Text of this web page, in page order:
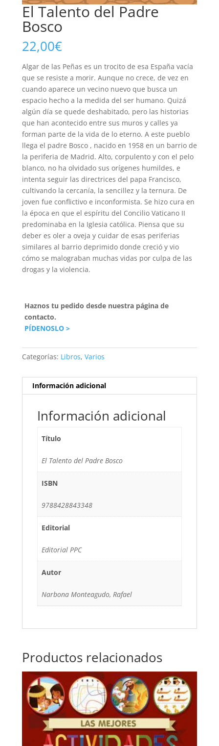
El Talento del Padre
Bosco
22,00€
Algar de las Peñas es un trocito de esa España vacía
que se resiste a morir. Aunque no crece, de vez en
cuando aparece un vecino nuevo que busca un
espacio hecho a la medida del ser humano. Quizá
algún día se quede deshabitado, pero las historias
que han acontecido entre sus muros y calles ya
forman parte de la vida de lo eterno. A este pueblo
llega el padre Bosco , nacido en 1958 en un barrio de
la periferia de Madrid. Alto, corpulento y con el pelo
blanco, no ha olvidado sus orígenes humildes, e
intenta seguir las directrices del papa Francisco,
cultivando la cercanía, la sencillez y la ternura. De
joven fue conflictivo e inconformista. Se hizo cura en
la época en que el espíritu del Concilio Vaticano II
predominaba en la Iglesia católica. Piensa que su
deber es oler a oveja y cuidar de esas periferias
similares al barrio deprimido donde creció y vio
cómo se malograban muchas vidas por culpa de las
drogas y la violencia.
Haznos tu pedido desde nuestra página de
contacto.
PÍDENOSLO >
Categorías: Libros, Varios
Información adicional
Información adicional
Título
El Talento del Padre Bosco
ISBN
9788428843348
Editorial
Editorial PPC
Autor
Narbona Monteagudo, Rafael
Productos relacionados